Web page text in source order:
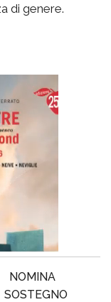
di genere.
NOMINA
SOSTEGNO